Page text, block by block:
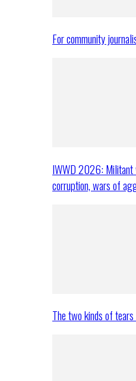
For community
IWWD 2026: Militant
corruption, wars of
The two kinds of